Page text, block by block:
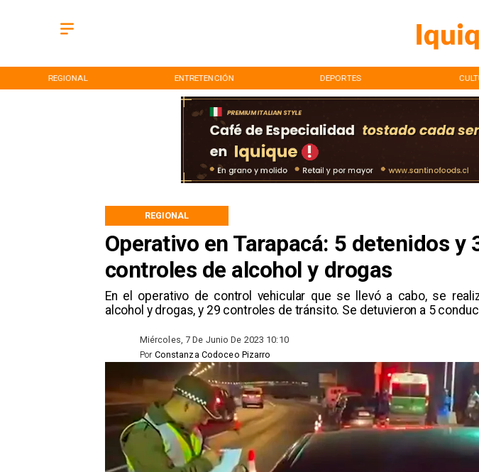
REGIONAL ENTRETENCIÓN DEPORTES
Operativo en Tarapacá: 5 detenidos y
controles de alcohol y drogas
En el operativo de control vehicular que se llevó a cabo, se
alcohol y drogas, y 29 controles de tránsito. Se detuvieron a 5
REGIONAL
Miércoles, 7 De Junio De 2023 10:10
Constanza Codoceo Pizarro
Por